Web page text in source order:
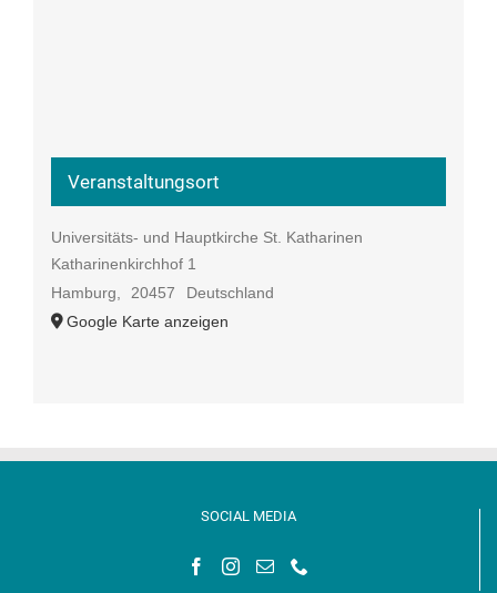
Veranstaltungsort
Universitäts- und Hauptkirche St. Katharinen
Katharinenkirchhof 1
Hamburg
20457
Deutschland
Google Karte anzeigen
SOCIAL MEDIA